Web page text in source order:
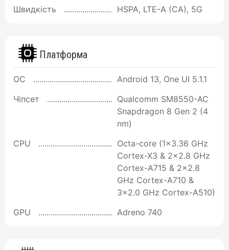
Швидкість
HSPA, LTE-A (CA), 5G
Платформа
ОС
Android 13, One UI 5.1.1
Чіпсет
Qualcomm SM8550-AC
Snapdragon 8 Gen 2 (4
nm)
CPU
Octa-core (1x3.36 GHz
Cortex-X3 & 2x2.8 GHz
Cortex-A715 & 2x2.8
GHz Cortex-A710 &
3x2.0 GHz Cortex-A510)
GPU
Adreno 740